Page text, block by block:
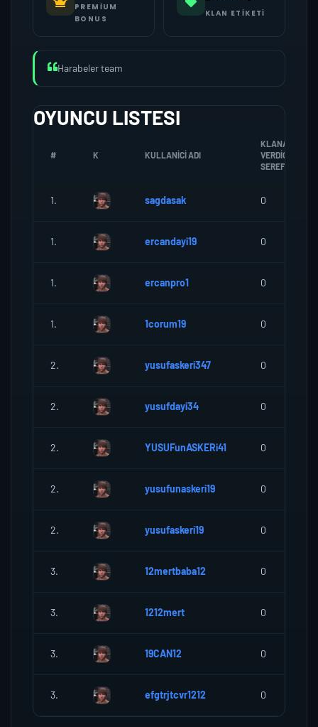
PREMIUM
BONUS
KLAN ETIKETI
Harabeler team
OYUNCU LISTESI
# K KULLANICI ADI
KLANA
VERDIGI
SEREF
1. sagdasak 0
1. ercandayi19 0
1. ercanpro1 0
1. 1corum19 0
2. yusufaskeri347 0
2. yusufdayi34 0
2. YUSUFunASKERi41 0
2. yusufunaskeri19 0
2. yusufaskeri19 0
3. 12mertbaba12 0
3. 1212mert 0
3. 19CAN12 0
3. efgtrjtcvr1212 0